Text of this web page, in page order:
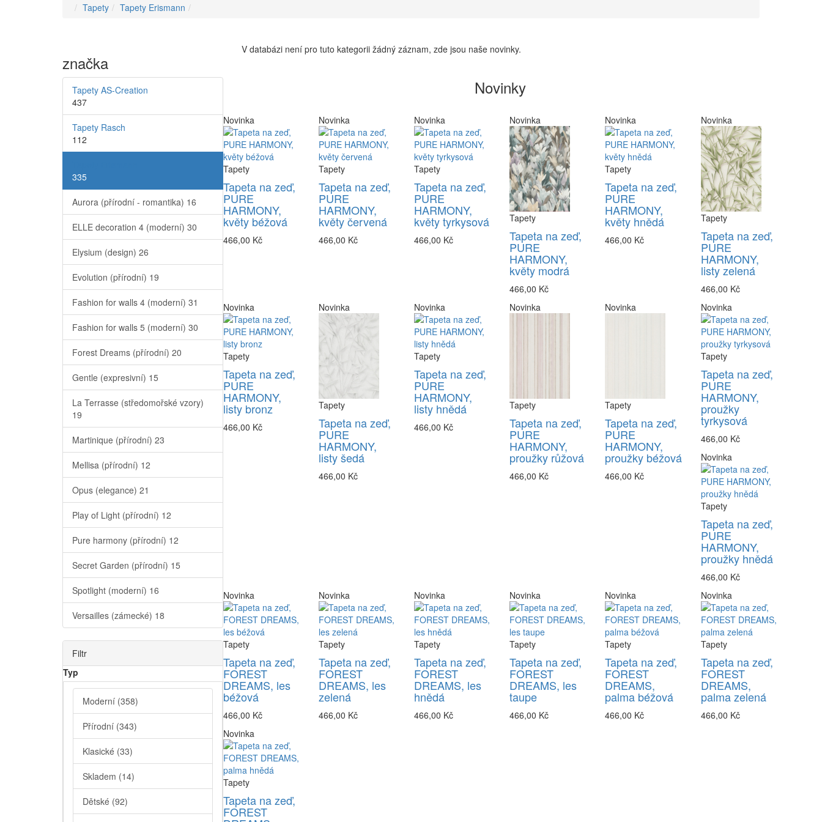
Tapety Tapety Erismann
značka
Tapety AS-Creation
437
Tapety Rasch
112
335
Aurora (přírodní - romantika) 16
ELLE decoration 4 (moderní) 30
Elysium (design) 26
Evolution (přírodní) 19
Fashion for walls 4 (moderní) 31
Fashion for walls 5 (moderní) 30
Forest Dreams (přírodní) 20
Gentle (expresivní) 15
La Terrasse (středomořské vzory)
19
Martinique (přírodní) 23
Mellisa (přírodní) 12
Opus (elegance) 21
Play of Light (přírodní) 12
Pure harmony (přírodní) 12
Secret Garden (přírodní) 15
Spotlight (moderní) 16
Versailles (zámecké) 18
Filtr
Typ
Moderní (358)
Přírodní (343)
Klasické (33)
Skladem (14)
Dětské (92)
V databázi není pro tuto kategorii žádný záznam, zde jsou naše novinky.
Novinky
Novinka
Tapety
Tapeta na zeď,
PURE
HARMONY,
květy béžová
466,00 Kč
Novinka
Tapety
Tapeta na zeď,
PURE
HARMONY,
květy červená
466,00 Kč
Novinka
Tapety
Tapeta na zeď,
PURE
HARMONY,
květy tyrkysová
466,00 Kč
Novinka
Tapety
Tapeta na zeď,
PURE
HARMONY,
květy modrá
466,00 Kč
Novinka
Tapety
Tapeta na zeď,
PURE
HARMONY,
květy hnědá
466,00 Kč
Novinka
Tapety
Tapeta na zeď,
PURE
HARMONY,
listy zelená
466,00 Kč
Novinka
Tapety
Tapeta na zeď,
PURE
HARMONY,
listy bronz
466,00 Kč
Novinka
Tapety
Tapeta na zeď,
PURE
HARMONY,
listy šedá
466,00 Kč
Novinka
Tapety
Tapeta na zeď,
PURE
HARMONY,
listy hnědá
466,00 Kč
Novinka
Tapety
Tapeta na zeď,
PURE
HARMONY,
proužky růžová
466,00 Kč
Novinka
Tapety
Tapeta na zeď,
PURE
HARMONY,
proužky béžová
466,00 Kč
Novinka
Tapety
Tapeta na zeď,
PURE
HARMONY,
proužky
tyrkysová
466,00 Kč
Novinka
Tapety
Tapeta na zeď,
PURE
HARMONY,
proužky hnědá
466,00 Kč
Novinka
Tapety
Tapeta na zeď,
FOREST
DREAMS, les
béžová
466,00 Kč
Novinka
Tapety
Tapeta na zeď,
FOREST
DREAMS, les
zelená
466,00 Kč
Novinka
Tapety
Tapeta na zeď,
FOREST
DREAMS, les
hnědá
466,00 Kč
Novinka
Tapety
Tapeta na zeď,
FOREST
DREAMS, les
taupe
466,00 Kč
Novinka
Tapety
Tapeta na zeď,
FOREST
DREAMS,
palma béžová
466,00 Kč
Novinka
Tapety
Tapeta na zeď,
FOREST
DREAMS,
palma zelená
466,00 Kč
Novinka
Tapety
Tapeta na zeď,
FOREST